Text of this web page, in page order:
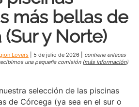
más bellas de
y Norte)
Lovers 5 de julio de 2026
contiene enlaces
una pequeña comisión (más información)
selección de las piscinas
de Córcega (ya sea en el sur o